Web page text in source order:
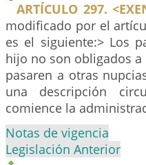
ARTÍCULO 297.
modificado por el
es el siguiente:> Los
hijo no son obligados
pasaren a otras
una descripción
comience la
Notas de vigencia
Legislación Anterior